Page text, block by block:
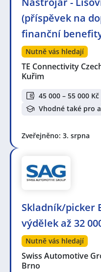
(příspěvek na
finanční
Nutně vás hledají
TE Connectivity
Kuřim
45 000 – 55 000 Kč
Vhodné také pro
Zveřejněno: 3. srpna
Skladník/picker
výdělek až 32
Nutně vás hledají
Swiss Automotive
Brno